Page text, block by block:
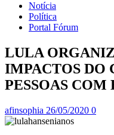
Notícia
Política
Portal Fórum
LULA
IMPACTOS DO
PESSOAS COM
afinsophia 26/05/2020 0